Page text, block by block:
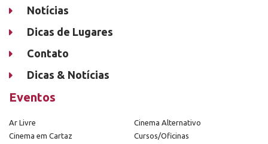
Notícias
Dicas de Lugares
Contato
Dicas & Notícias
Eventos
Ar Livre
Cinema Alternativo
Cinema em Cartaz
Cursos/Oficinas